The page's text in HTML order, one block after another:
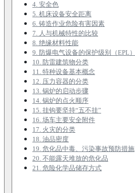
4. 安全色
5. 机床设备安全距离
6. 铸造作业危险有害因素
7. 人与机械特性的比较
8. 绝缘材料性能
9. 防爆电气设备的保护级别（EPL）
10. 防雷建筑物分类
11. 特种设备基本概念
12. 压力容器的分类
13. 锅炉的启动步骤
14. 锅炉的点火顺序
15. 挂钩要坚持“五不挂”
16. 场车主要安全附件
17. 火灾的分类
18. 油品密度
19. 危化品中毒、污染事故预防措施
20. 不能露天堆放的危化品
21. 危险化学品储存方式